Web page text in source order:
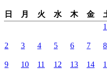
日 月 火 水 木 金
1
2 3 4 5 6 7 8
9 10 11 12 13 14